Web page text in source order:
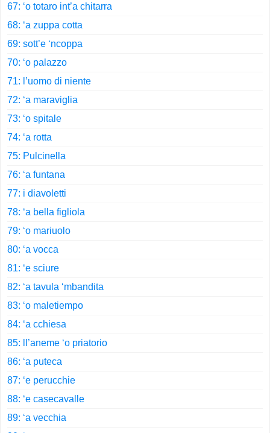
67: ‘o totaro int’a chitarra
68: ‘a zuppa cotta
69: sott’e ‘ncoppa
70: ‘o palazzo
71: l’uomo di niente
72: ‘a maraviglia
73: ‘o spitale
74: ‘a rotta
75: Pulcinella
76: ‘a funtana
77: i diavoletti
78: ‘a bella figliola
79: ‘o mariuolo
80: ‘a vocca
81: ‘e sciure
82: ‘a tavula ‘mbandita
83: ‘o maletiempo
84: ‘a cchiesa
85: ll’aneme ‘o priatorio
86: ‘a puteca
87: ‘e perucchie
88: ‘e casecavalle
89: ‘a vecchia